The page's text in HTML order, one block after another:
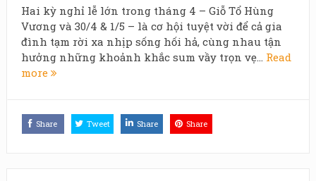
Hai kỳ nghỉ lễ lớn trong tháng 4 – Giỗ Tổ Hùng
Vương và 30/4 & 1/5 – là cơ hội tuyệt vời để cả gia
đình tạm rời xa nhịp sống hối hả, cùng nhau tận
hưởng những khoảnh khắc sum vầy trọn vẹ... Read
more
Share Tweet Share Share